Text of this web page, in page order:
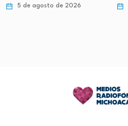
5 de agosto de 2026